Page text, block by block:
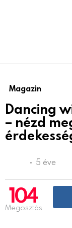
Magazin
Dancing
– nézd
5 éve
104
Megosztás